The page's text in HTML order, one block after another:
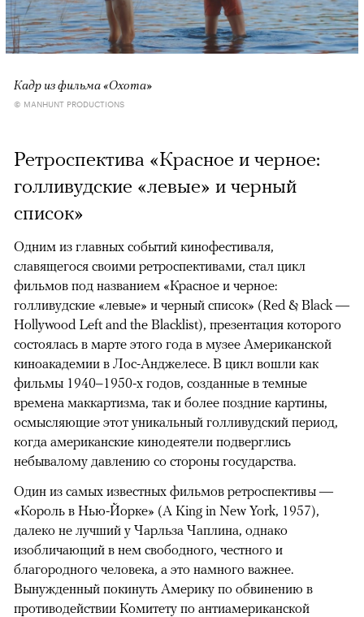
Кадр из фильма «Охота»
© MANHUNT PRODUCTIONS
Ретроспектива «Красное и черное:
голливудские «левые» и черный
список»
Одним из главных событий кинофестиваля,
славящегося своими ретроспективами, стал цикл
фильмов под названием «Красное и черное:
голливудские «левые» и черный список» (Red & Black —
Hollywood Left and the Blacklist), презентация которого
состоялась в марте этого года в музее Американской
киноакадемии в Лос-Анджелесе. В цикл вошли как
фильмы 1940–1950-х годов, созданные в темные
времена маккартизма, так и более поздние картины,
осмысляющие этот уникальный голливудский период,
когда американские кинодеятели подверглись
небывалому давлению со стороны государства.
Один из самых известных фильмов ретроспективы —
«Король в Нью-Йорке» (A King in New York, 1957),
далеко не лучший у Чарльза Чаплина, однако
изобличающий в нем свободного, честного и
благородного человека, а это намного важнее.
Вынужденный покинуть Америку по обвинению в
противодействии Комитету по антиамериканской